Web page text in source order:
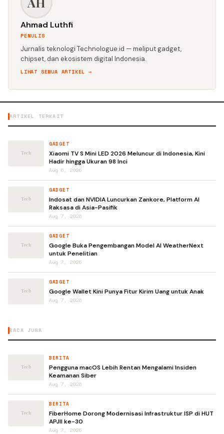
Ahmad Luthfi
PENULIS
Jurnalis teknologi Technologue.id — meliput gadget,
chipset, dan ekosistem digital Indonesia.
LIHAT SEMUA ARTIKEL →
ARTIKEL TERKAIT
GADGET
Xiaomi TV S Mini LED 2026 Meluncur di Indonesia, Kini
Hadir hingga Ukuran 98 Inci
Aug 6, 2026
GADGET
Indosat dan NVIDIA Luncurkan Zankore, Platform AI
Raksasa di Asia-Pasifik
Aug 7, 2026
GADGET
Google Buka Pengembangan Model AI WeatherNext
untuk Penelitian
Aug 7, 2026
GADGET
Google Wallet Kini Punya Fitur Kirim Uang untuk Anak
Aug 7, 2026
BACA JUGA
BERITA
Pengguna macOS Lebih Rentan Mengalami Insiden
Keamanan Siber
Aug 7, 2026
BERITA
FiberHome Dorong Modernisasi Infrastruktur ISP di HUT
APJII ke-30
Aug 7, 2026